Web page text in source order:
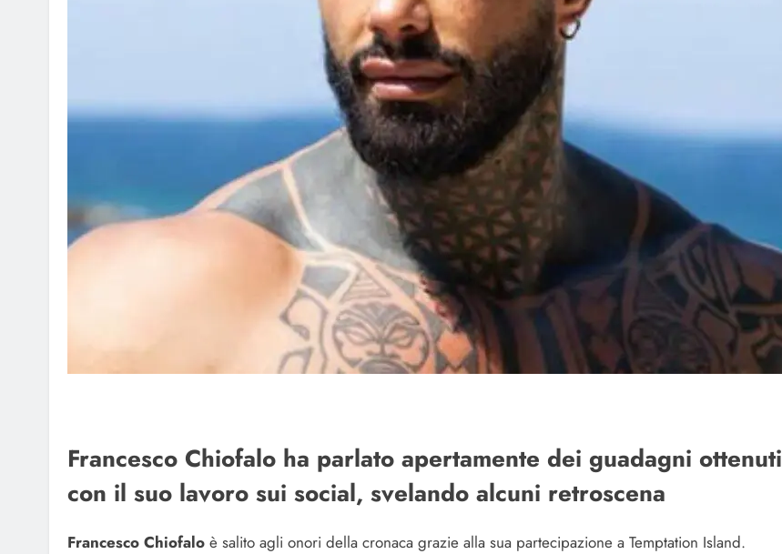
Francesco Chiofalo ha parlato apertamente dei guadagni ottenuti
con il suo lavoro sui social, svelando alcuni retroscena
Francesco Chiofalo è salito agli onori della cronaca grazie alla sua partecipazione a Temptation Island.